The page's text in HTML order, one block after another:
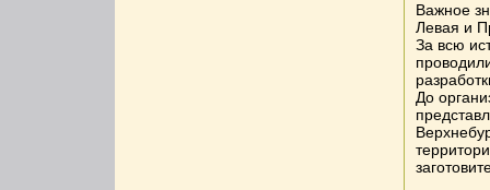
Важное
Левая и
За всю
До